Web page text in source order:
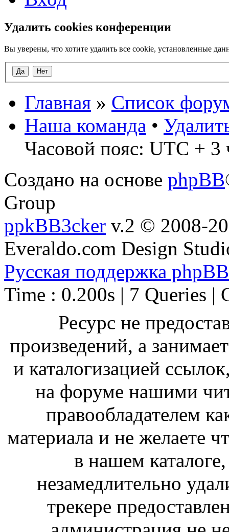
Удалить cookies конференции
Вы уверены, что хотите удалить все cookie, установленные
Главная » Список
Наша команда •
Часовой пояс: UTC + 3
Создано на основе phpBB
Group
ppkBB3cker v.2 © 2008-
Everaldo.com Design
Русская поддержка phpBB
Time : 0.200s | 7 Queries |
Ресурс не
произведений, а
и каталогизацией
на форуме нашими
правообладателем
материала и не желаете
в нашем
незамедлительно
трекере